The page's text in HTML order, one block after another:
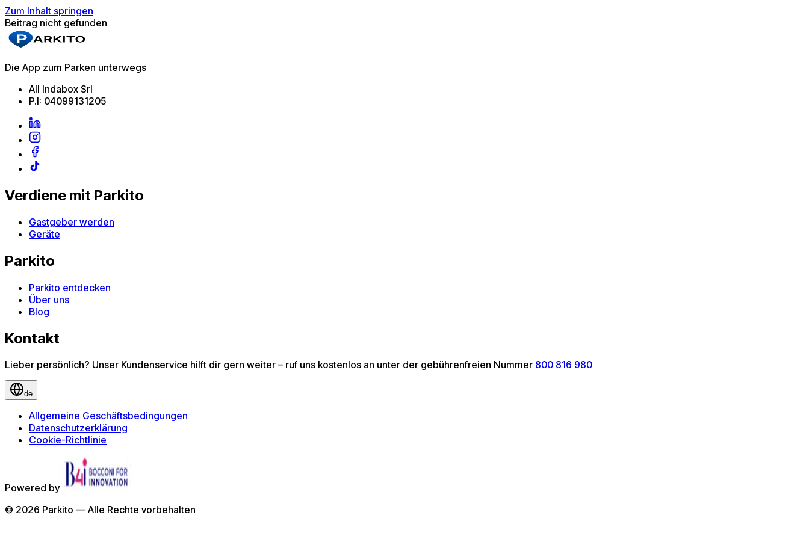
Zum Inhalt springen
Beitrag nicht gefunden
Die App zum Parken unterwegs
All Indabox Srl
P.I: 04099131205
Verdiene mit Parkito
Gastgeber werden
Geräte
Parkito
Parkito entdecken
Über uns
Blog
Kontakt
Lieber persönlich? Unser Kundenservice hilft dir gern weiter – ruf uns kostenlos an unter der gebührenfreien Nummer 800 816 980
de
Allgemeine Geschäftsbedingungen
Datenschutzerklärung
Cookie-Richtlinie
Powered by
© 2026 Parkito — Alle Rechte vorbehalten